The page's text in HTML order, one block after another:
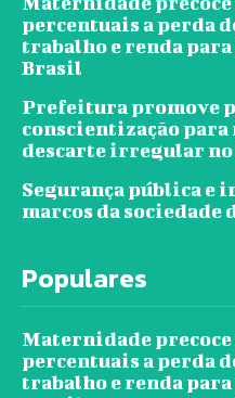
percentuais a perda
trabalho e renda
Brasil
Prefeitura promove
conscientização
descarte irregular
Segurança pública e
marcos da sociedade
Populares
Maternidade precoce
percentuais a perda
trabalho e renda